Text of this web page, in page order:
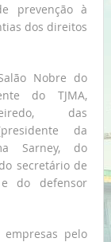
prevenção à
dos direitos
Nobre do
do TJMA,
das
da
Sarney, do
secretário de
e do defensor
pelo